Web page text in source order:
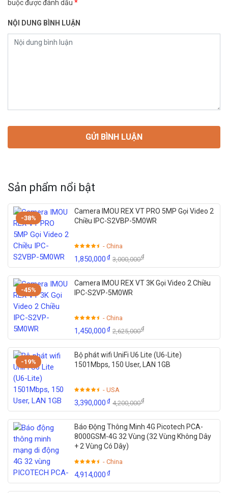
buộc được đánh dấu *
NỘI DUNG BÌNH LUẬN
Sản phẩm nổi bật
-38%
Camera IMOU REX VT PRO 5MP Gọi Video 2
Chiều IPC-S2VBP-5M0WR
- China
1,850,000₫ 3,000,000₫
-45%
Camera IMOU REX VT 3K Gọi Video 2 Chiều
IPC-S2VP-5M0WR
- China
1,450,000₫ 2,625,000₫
-19%
Bộ phát wifi UniFi U6 Lite (U6-Lite)
1501Mbps, 150 User, LAN 1GB
- USA
3,390,000₫ 4,200,000₫
Báo Động Thông Minh 4G Picotech PCA-
8000GSM-4G 32 Vùng (32 Vùng Không Dây
+ 2 Vùng Có Dây)
- China
4,914,000₫